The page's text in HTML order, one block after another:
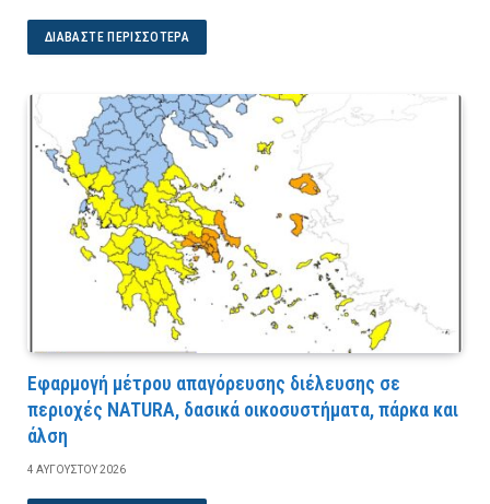
ΔΙΑΒΆΣΤΕ ΠΕΡΙΣΣΌΤΕΡΑ
Εφαρμογή μέτρου απαγόρευσης διέλευσης σε
περιοχές NATURA, δασικά οικοσυστήματα, πάρκα και
άλση
4 ΑΥΓΟΎΣΤΟΥ 2026